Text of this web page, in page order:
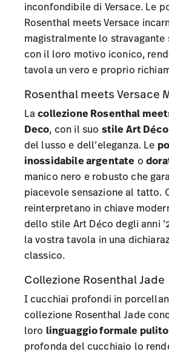
inconfondibile di Versace. Le
Rosenthal meets Versace
magistralmente lo stravagante
con il loro motivo iconico,
tavola un vero e proprio
Rosenthal meets Versace
Lacollezione Rosenthal
Deco, con il suo stile Art Déco
del lusso e dell’eleganza. Le
inossidabile argentate o
manico nero e robusto che
piacevole sensazione al tatto.
reinterpretano in chiave
dello stile Art Déco degli anni
la vostra tavola in una
classico.
Collezione Rosenthal Jade
I cucchiai profondi in
collezione Rosenthal Jade
loro linguaggio formale pulito
profonda del cucchiaio lo